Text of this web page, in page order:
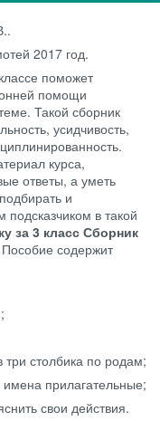
2017 год.
поможет
помощи
Такой сборник
усидчивость,
курса,
ответы, а уметь
и
в такой
за 3 класс Сборник
содержит
столбика по родам;
имена прилагательные;
свои действия.